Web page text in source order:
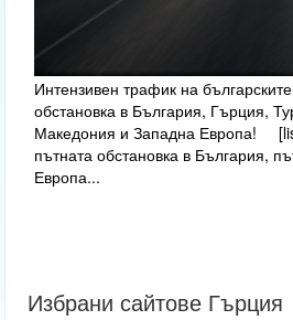
Интензивен трафик на
обстановка в България, Гърция,
Македония и Западна Европа!
пътната обстановка в България,
Европа...
Избрани сайтове Гърция